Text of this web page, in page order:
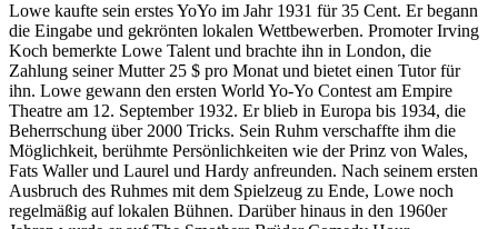
Lowe kaufte sein erstes YoYo im Jahr 1931 für 35 Cent. Er begann
die Eingabe und gekrönten lokalen Wettbewerben. Promoter Irving
Koch bemerkte Lowe Talent und brachte ihn in London, die
Zahlung seiner Mutter 25 $ pro Monat und bietet einen Tutor für
ihn. Lowe gewann den ersten World Yo-Yo Contest am Empire
Theatre am 12. September 1932. Er blieb in Europa bis 1934, die
Beherrschung über 2000 Tricks. Sein Ruhm verschaffte ihm die
Möglichkeit, berühmte Persönlichkeiten wie der Prinz von Wales,
Fats Waller und Laurel und Hardy anfreunden. Nach seinem ersten
Ausbruch des Ruhmes mit dem Spielzeug zu Ende, Lowe noch
regelmäßig auf lokalen Bühnen. Darüber hinaus in den 1960er